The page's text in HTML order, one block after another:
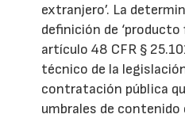
extranjero’. La
definición de ‘producto
artículo 48 CFR §
técnico de la
contratación pública
umbrales de contenido